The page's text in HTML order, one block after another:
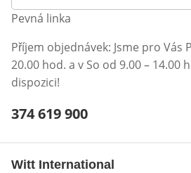
Pevná linka
Příjem objednávek: Jsme pro Vás
20.00 hod. a v So od 9.00 – 14.00
dispozici!
Telefonní číslo:
374 619 900
Witt International